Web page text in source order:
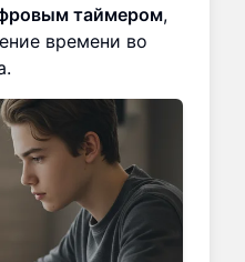
таймером,
времени во